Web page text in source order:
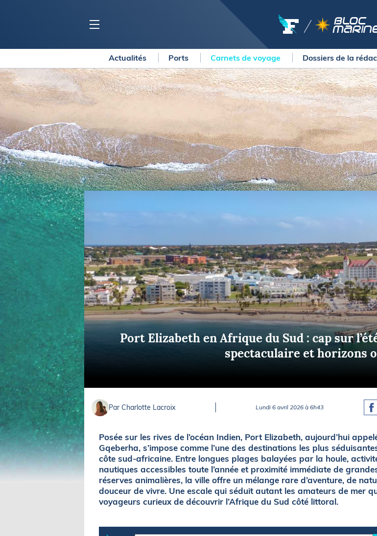
BLOC MARINE
Ports
Carnets de voyage
Collection Bloc Marine
Application Bloc Marine
Règlementation
BATEAUX
Economie
Yachting
COURSES
Courses au large
Régates
La Solitaire du Figaro Paprec
Transat Paprec
Vendée Globe
Arkea Ultim Challenge
Route du Rhum - Destination
Guadeloupe
Pêche en mer
Plongée
Glisse
MÉTÉO
LIFESTYLE
Shopping
Culture
Gastronomie
Blogs
SERVICES
Nos
FLASH
Actualités Ports Carnets de voyage Dossiers de la
Port Elizabeth en Afrique du Sud : cap sur
spectaculaire et horizons
Par Charlotte Lacroix Lundi 6 avril 2026 à 6h43
Posée sur les rives de l’océan Indien, Port Elizabeth, aujourd’hui
Gqeberha, s’impose comme l’une des destinations les plus
côte sud-africaine. Entre longues plages balayées par la houle,
nautiques accessibles toute l’année et proximité immédiate de
réserves animalières, la ville offre un mélange rare d’aventure, de
douceur de vivre. Une escale qui séduit autant les amateurs de mer
voyageurs curieux de découvrir l’Afrique du Sud côté littoral.